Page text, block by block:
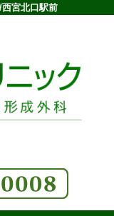
宮北口駅前